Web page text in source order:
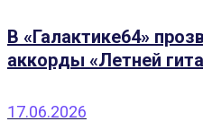
В «Галактике64»
аккорды «Летней
17.06.2026